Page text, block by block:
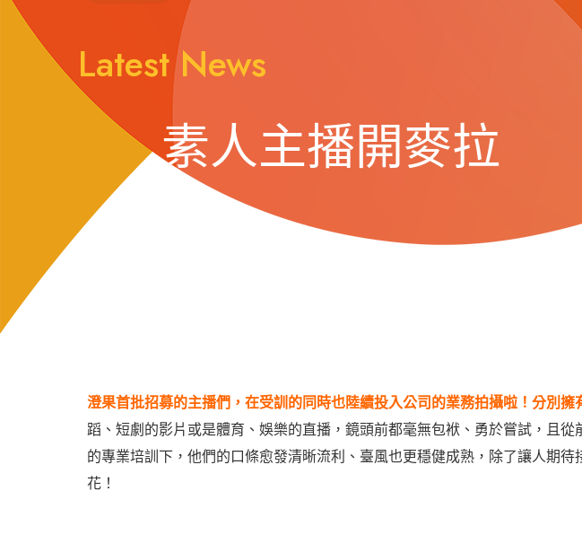
Latest News
素人主播開麥拉
澄果首批招募的主播們，在受訓的同時也陸續投入公司的業務拍攝啦！分別
蹈、短劇的影片或是體育、娛樂的直播，鏡頭前都毫無包袱、勇於嘗試，且
的專業培訓下，他們的口條愈發清晰流利、臺風也更穩健成熟，除了讓人期
花！